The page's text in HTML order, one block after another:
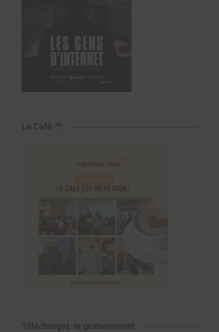
Le Café
Téléchargez-le gratuitement